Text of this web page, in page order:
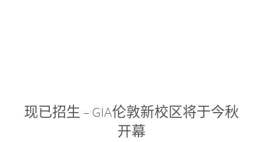
现已招生 – GIA伦敦新校区将于今秋
开幕